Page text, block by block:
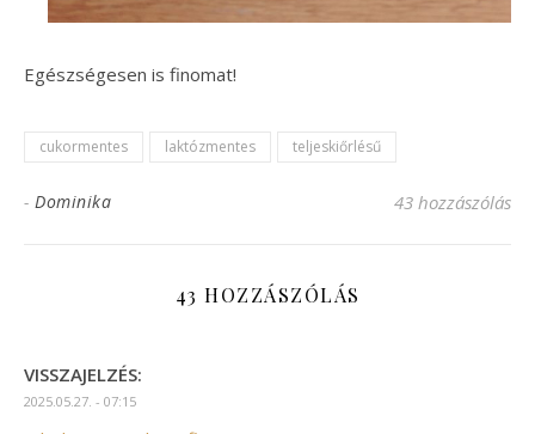
Egészségesen is finomat!
cukormentes laktózmentes teljeskiőrlésű
- Dominika 43 hozzászólás
43 HOZZÁSZÓLÁS
VISSZAJELZÉS:
2025.05.27. - 07:15